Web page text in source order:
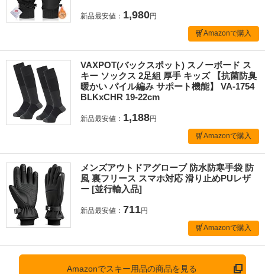
新品最安値： 1,980円
Amazonで購入
VAXPOT(バックスポット) スノーボード ス
キー ソックス 2足組 厚手 キッズ 【抗菌防臭
暖かい パイル編み サポート機能】 VA-1754
BLKxCHR 19-22cm
新品最安値： 1,188円
Amazonで購入
メンズアウトドアグローブ 防水防寒手袋 防
風 裏フリース スマホ対応 滑り止めPUレザ
ー [並行輸入品]
新品最安値： 711円
Amazonで購入
Amazonでスキー用品の商品を見る